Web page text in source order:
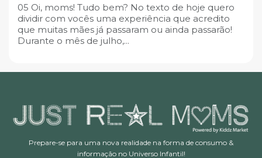
05 Oi, moms! Tudo bem? No texto de hoje quero
dividir com vocês uma experiência que acredito
que muitas mães já passaram ou ainda passarão!
Durante o mês de julho,...
Prepare-se para uma nova realidade na forma de consumo &
informação no Universo Infantil!